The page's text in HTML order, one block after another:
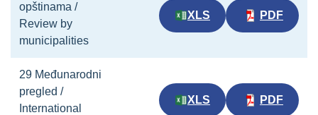
opštinama /
Review by
municipalities
XLS PDF
29 Međunarodni
pregled /
International
XLS PDF